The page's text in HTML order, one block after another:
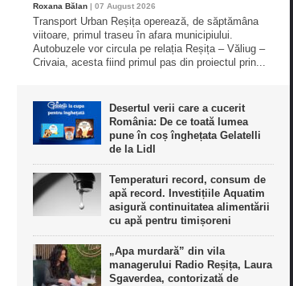
Roxana Bălan | 07 August 2026
Transport Urban Reșița operează, de săptămâna
viitoare, primul traseu în afara municipiului.
Autobuzele vor circula pe relația Reșița – Văliug –
Crivaia, acesta fiind primul pas din proiectul prin...
Desertul verii care a cucerit
România: De ce toată lumea
pune în coș înghețata Gelatelli
de la Lidl
Temperaturi record, consum de
apă record. Investițiile Aquatim
asigură continuitatea alimentării
cu apă pentru timișoreni
„Apa murdară” din vila
managerului Radio Reșița, Laura
Sgaverdea, contorizată de